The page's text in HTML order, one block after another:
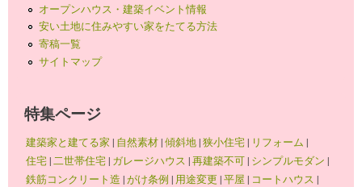
オープンハウス・建築イベント情報
安い土地に住みやすい家をたてる方法
寄稿一覧
サイトマップ
特集ページ
建築家と建てる家 | 自然素材|傾斜地|狭小住宅| リフォーム |
住宅|二世帯住宅| ガレージハウス |再建築不可| シンプルモダン |
鉄筋コンクリート造 |がけ条例 | 用途変更 |平屋 | コートハウス |